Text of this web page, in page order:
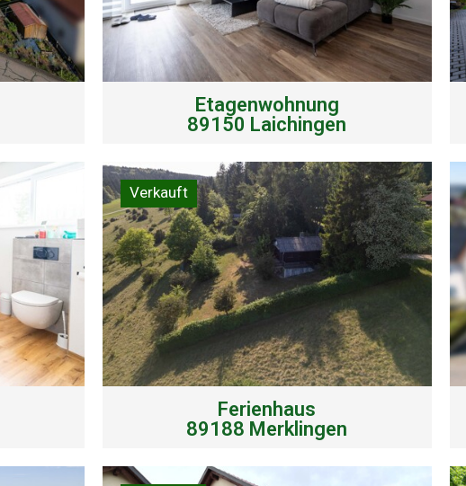
Etagenwohnung
89150 Laichingen
Verkauft
Ferienhaus
89188 Merklingen